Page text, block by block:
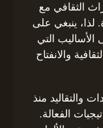
الثقافي مع
لذا، ينبغي على
الأساليب التي
والانفتاح
والتقاليد منذ
الفعالة.